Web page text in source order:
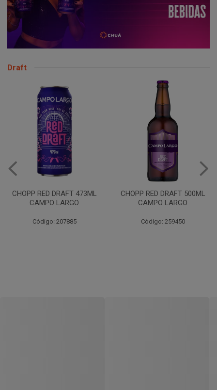
Draft
CHOPP RED DRAFT 473ML
CAMPO LARGO
Código: 207885
CHOPP RED DRAFT 500ML
CAMPO LARGO
Código: 259450